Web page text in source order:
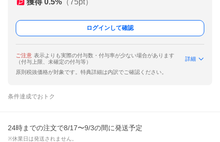
ログインして確認
ご注意 表示よりも実際の付与数・付与率が少ない場合があります
（付与上限、未確定の付与等）
詳細
原則税抜価格が対象です。特典詳細は内訳でご確認ください。
条件達成でおトク
24時までの注文で8/17〜9/3の間に発送予定
※休業日は発送されません。